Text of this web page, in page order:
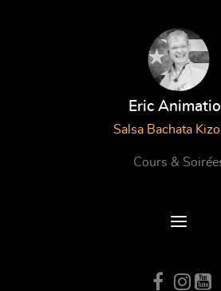
Eric
Salsa Bachata
Cours &